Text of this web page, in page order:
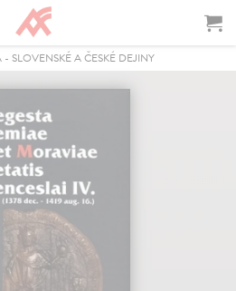
- SLOVENSKÉ A ČESKÉ DEJINY